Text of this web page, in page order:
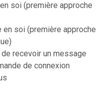
soi (première approche
en soi (première approche
recevoir un message
de connexion